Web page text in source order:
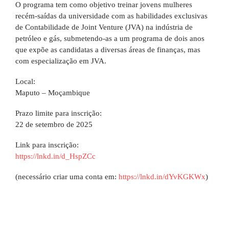
O programa tem como objetivo treinar jovens mulheres
recém-saídas da universidade com as habilidades exclusivas
de Contabilidade de Joint Venture (JVA) na indústria de
petróleo e gás, submetendo-as a um programa de dois anos
que expõe as candidatas a diversas áreas de finanças, mas
com especialização em JVA.
Local:
Maputo – Moçambique
Prazo limite para inscrição:
22 de setembro de 2025
Link para inscrição:
https://lnkd.in/d_HspZCc
(necessário criar uma conta em: https://lnkd.in/dYvKGKWx)